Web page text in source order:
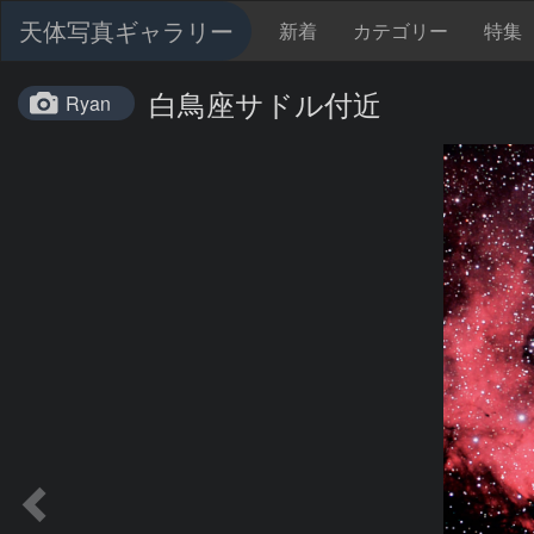
天体写真ギャラリー 新着 カテゴリー 特集
Ryan 白鳥座サドル付近